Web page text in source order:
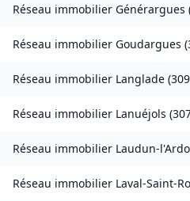
Réseau immobilier Générargues
Réseau immobilier Goudargues (
Réseau immobilier Langlade (
Réseau immobilier Lanuéjols (
Réseau immobilier Laudun-
Réseau immobilier Laval-Saint-